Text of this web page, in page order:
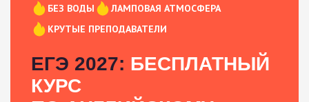
БЕЗ ВОДЫ
ЛАМПОВАЯ АТМОСФЕРА
КРУТЫЕ ПРЕПОДАВАТЕЛИ
ЕГЭ 2027: БЕСПЛАТНЫЙ
КУРС